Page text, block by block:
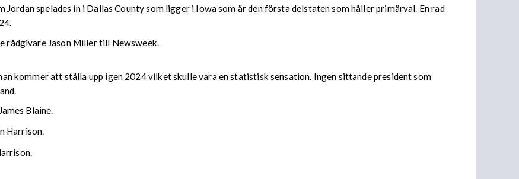
spelades in i Dallas County som ligger i Iowa som är den första delstaten som håller primärval. En rad
rådgivare Jason Miller till Newsweek.
kommer att ställa upp igen 2024 vilket skulle vara en statistisk sensation. Ingen sittande president som
Blaine.
Harrison.